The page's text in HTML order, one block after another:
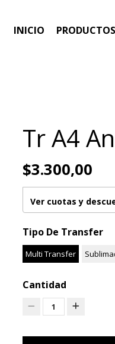
INICIO PRODUCTOS
Tr A4
$3.300,00
Ver cuotas y
Tipo De Transfer
Multi Transfer
Cantidad
1